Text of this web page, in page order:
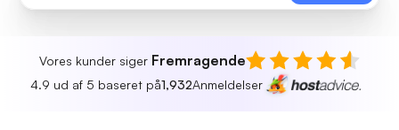
Vores kunder siger Fremragende
4.9 ud af 5 baseret på1,932Anmeldelser